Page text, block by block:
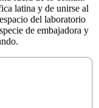
latina y de unirse al
del laboratorio
de embajadora y